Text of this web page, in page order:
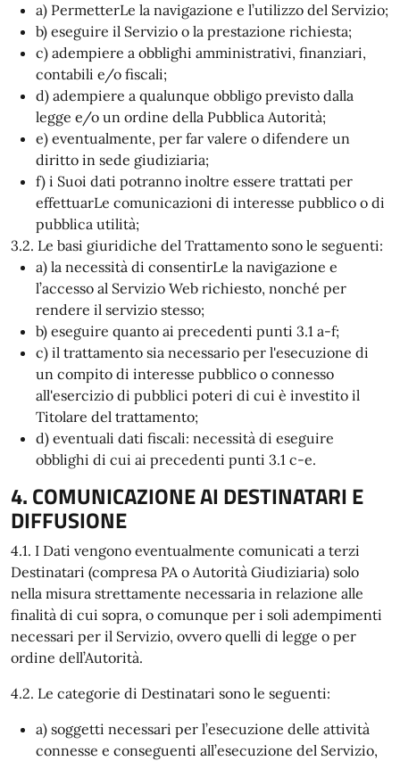
a) PermetterLe la navigazione e l’utilizzo del Servizio;
b) eseguire il Servizio o la prestazione richiesta;
c) adempiere a obblighi amministrativi, finanziari,
contabili e/o fiscali;
d) adempiere a qualunque obbligo previsto dalla
legge e/o un ordine della Pubblica Autorità;
e) eventualmente, per far valere o difendere un
diritto in sede giudiziaria;
f) i Suoi dati potranno inoltre essere trattati per
effettuarLe comunicazioni di interesse pubblico o di
pubblica utilità;
3.2. Le basi giuridiche del Trattamento sono le seguenti:
a) la necessità di consentirLe la navigazione e
l’accesso al Servizio Web richiesto, nonché per
rendere il servizio stesso;
b) eseguire quanto ai precedenti punti 3.1 a-f;
c) il trattamento sia necessario per l'esecuzione di
un compito di interesse pubblico o connesso
all'esercizio di pubblici poteri di cui è investito il
Titolare del trattamento;
d) eventuali dati fiscali: necessità di eseguire
obblighi di cui ai precedenti punti 3.1 c-e.
4. COMUNICAZIONE AI DESTINATARI E
DIFFUSIONE
4.1. I Dati vengono eventualmente comunicati a terzi
Destinatari (compresa PA o Autorità Giudiziaria) solo
nella misura strettamente necessaria in relazione alle
finalità di cui sopra, o comunque per i soli adempimenti
necessari per il Servizio, ovvero quelli di legge o per
ordine dell’Autorità.
4.2. Le categorie di Destinatari sono le seguenti:
a) soggetti necessari per l’esecuzione delle attività
connesse e conseguenti all’esecuzione del Servizio,